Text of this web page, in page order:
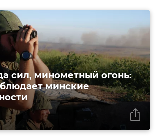
сил, минометный огонь:
минские